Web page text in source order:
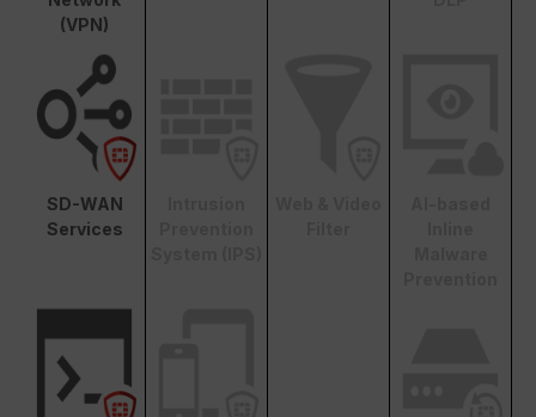
(VPN)
SD-WAN
Services